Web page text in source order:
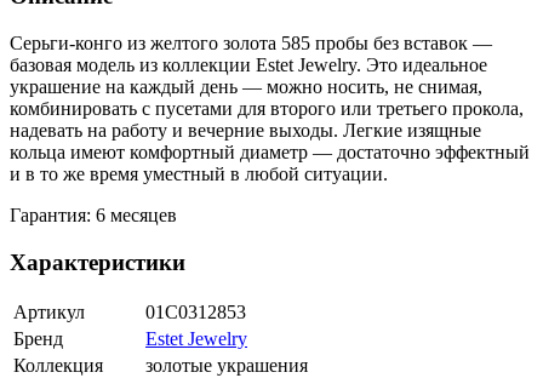
Серьги-конго из желтого золота 585 пробы без вставок —
базовая модель из коллекции Estet Jewelry. Это идеальное
украшение на каждый день — можно носить, не снимая,
комбинировать с пусетами для второго или третьего прокола,
надевать на работу и вечерние выходы. Легкие изящные
кольца имеют комфортный диаметр — достаточно эффектный
и в то же время уместный в любой ситуации.
Гарантия: 6 месяцев
Характеристики
Артикул
01С0312853
Бренд
Estet Jewelry
Коллекция
золотые украшения